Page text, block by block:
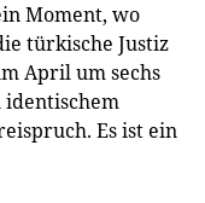
Moment, wo
türkische Justiz
April um sechs
identischem
Es ist ein